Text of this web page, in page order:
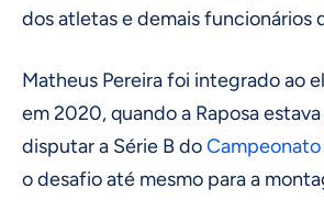
dos atletas e demais funcionários
Matheus Pereira foi integrado ao
em 2020, quando a Raposa
disputar a Série B doCampeonato
o desafio até mesmo para a